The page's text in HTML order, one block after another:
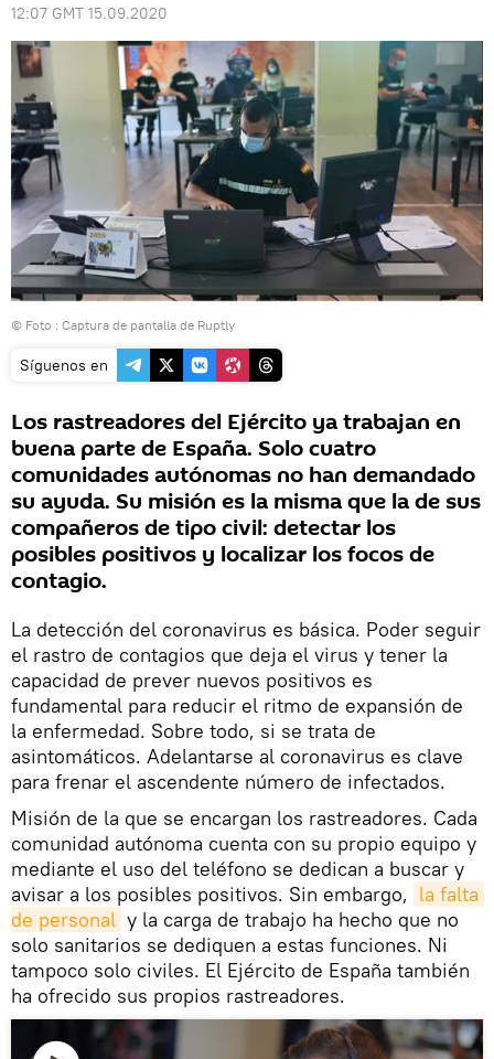
12:07 GMT 15.09.2020
© Foto : Captura de pantalla de Ruptly
Síguenos en
Los rastreadores del Ejército ya trabajan en
buena parte de España. Solo cuatro
comunidades autónomas no han demandado
su ayuda. Su misión es la misma que la de sus
compañeros de tipo civil: detectar los
posibles positivos y localizar los focos de
contagio.
La detección del coronavirus es básica. Poder seguir
el rastro de contagios que deja el virus y tener la
capacidad de prever nuevos positivos es
fundamental para reducir el ritmo de expansión de
la enfermedad. Sobre todo, si se trata de
asintomáticos. Adelantarse al coronavirus es clave
para frenar el ascendente número de infectados.
Misión de la que se encargan los rastreadores. Cada
comunidad autónoma cuenta con su propio equipo y
mediante el uso del teléfono se dedican a buscar y
avisar a los posibles positivos. Sin embargo, la falta
de personal y la carga de trabajo ha hecho que no
solo sanitarios se dediquen a estas funciones. Ni
tampoco solo civiles. El Ejército de España también
ha ofrecido sus propios rastreadores.